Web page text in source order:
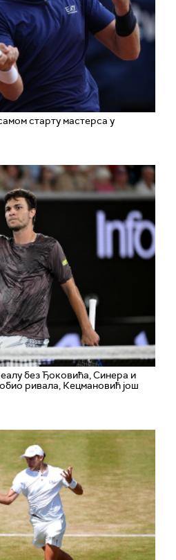
старту мастерса у
без Ђоковића, Синера и
ривала, Кецмановић још